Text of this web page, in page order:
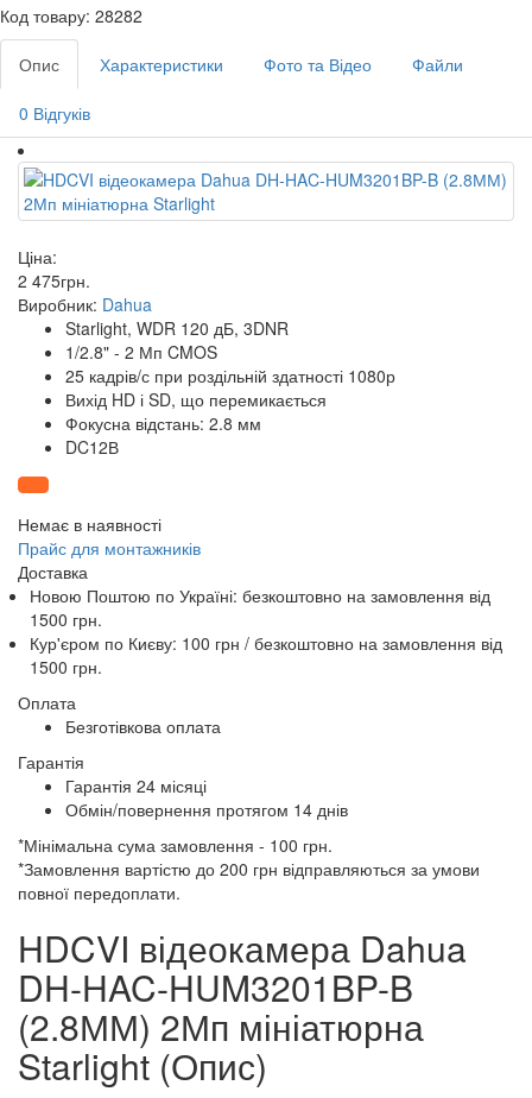
Код товару: 28282
Опис Характеристики Фото та Відео Файли
0 Відгуків
Ціна:
2 475грн.
Виробник: Dahua
Starlight, WDR 120 дБ, 3DNR
1/2.8" - 2 Мп CMOS
25 кадрів/с при роздільній здатності 1080р
Вихід HD і SD, що перемикається
Фокусна відстань: 2.8 мм
DC12В
Немає в наявності
Прайс для монтажників
Доставка
Новою Поштою по Україні: безкоштовно на замовлення від
1500 грн.
Кур'єром по Києву: 100 грн / безкоштовно на замовлення від
1500 грн.
Оплата
Безготівкова оплата
Гарантія
Гарантія 24 місяці
Обмін/повернення протягом 14 днів
*Мінімальна сума замовлення - 100 грн.
*Замовлення вартістю до 200 грн відправляються за умови
повної передоплати.
HDCVI відеокамера Dahua
DH-HAC-HUM3201BP-B
(2.8ММ) 2Мп мініатюрна
Starlight (Опис)